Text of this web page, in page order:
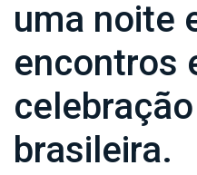
uma noite
encontros
brasileira.